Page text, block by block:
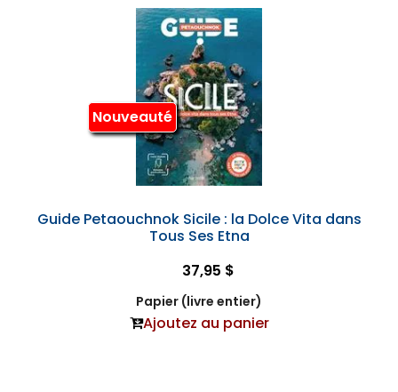
Nouveauté
Guide Petaouchnok Sicile : la Dolce Vita dans
Tous Ses Etna
37,95 $
Papier (livre entier)
Ajoutez au panier